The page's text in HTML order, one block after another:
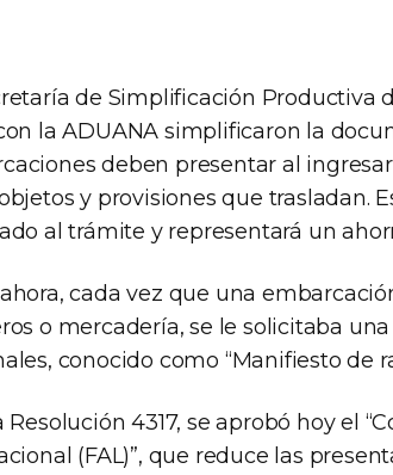
de Simplificación Productiva
la ADUANA simplificaron la
deben presentar al
y provisiones que trasladan.
al trámite y representará un
cada vez que una
o mercadería, se le solicitaba
conocido como “Manifiesto de
Resolución 4317, se aprobó hoy el
(FAL)”, que reduce las